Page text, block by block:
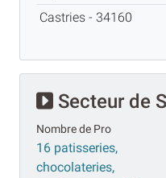
Castries - 34160
Secteur de
Nombre de Pro
16 patisseries,
chocolateries,